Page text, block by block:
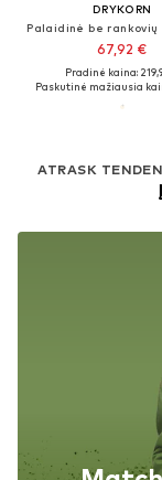
DRYKORN
Palaidinė be rankovių
67,92 €
Pradinė kaina:
Paskutinė mažiausia
ATRASK